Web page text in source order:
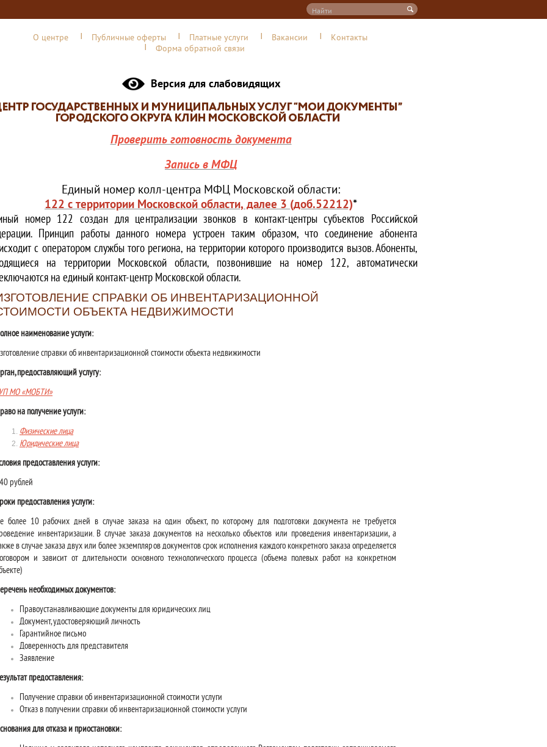
О центре Публичные оферты Платные услуги Вакансии
Контакты
Форма обратной связи
Версия для слабовидящих
Проверить готовность документа
Запись в МФЦ
Единый номер колл-центра МФЦ Московской области:
122 с территории Московской области, далее 3 (доб.52212)*
номер 122 создан для централизации звонков в контакт-центры субъектов Российской
Принцип работы данного номера устроен таким образом, что соединение абонента
с оператором службы того региона, на территории которого производится вызов. Абоненты,
на территории Московской области, позвонившие на номер 122, автоматически
на единый контакт-центр Московской области.
СПРАВКИ ОБ ИНВЕНТАРИЗАЦИОННОЙ
ОБЪЕКТА НЕДВИЖИМОСТИ
наименование услуги:
справки об инвентаризационной стоимости объекта недвижимости
предоставляющий услугу:
МО «МОБТИ»
на получение услуги:
Физические лица
Юридические лица
предоставления услуги:
рублей
предоставления услуги:
более 10 рабочих дней в случае заказа на один объект, по которому для подготовки документа не требуется
инвентаризации. В случае заказа документов на несколько объектов или проведения инвентаризации, а
в случае заказа двух или более экземпляров документов срок исполнения каждого конкретного заказа определяется
и зависит от длительности основного технологического процесса (объема полевых работ на конкретном
необходимых документов:
Правоустанавливающие документы для юридических лиц
Документ, удостоверяющий личность
Гарантийное письмо
Доверенность для представителя
Заявление
предоставления:
Получение справки об инвентаризационной стоимости услуги
Отказ в получении справки об инвентаризационной стоимости услуги
для отказа и приостановки: